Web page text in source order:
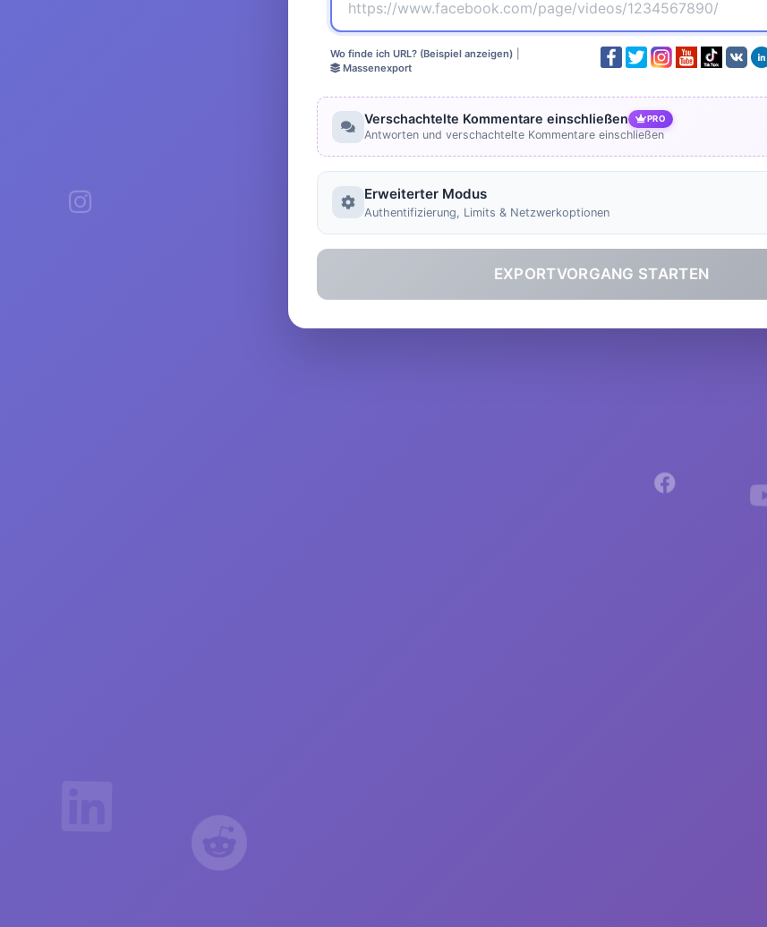
Wo finde ich URL? (Beispiel anzeigen)
Massenexport
Verschachtelte Kommentare einschließen PRO
Antworten und verschachtelte Kommentare einschließen
Erweiterter Modus
Authentifizierung, Limits & Netzwerkoptionen
EXPORTVORGANG STARTEN